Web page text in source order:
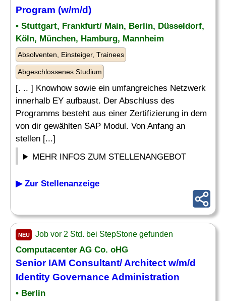
Program (w/m/d)
• Stuttgart, Frankfurt/ Main, Berlin, Düsseldorf,
Köln, München, Hamburg, Mannheim
Absolventen, Einsteiger, Trainees
Abgeschlossenes Studium
[. .. ] Knowhow sowie ein umfangreiches Netzwerk
innerhalb EY aufbaust. Der Abschluss des
Programms besteht aus einer Zertifizierung in dem
von dir gewählten SAP Modul. Von Anfang an
stellen [...]
MEHR INFOS ZUM STELLENANGEBOT
▶ Zur Stellenanzeige
NEU Job vor 2 Std. bei StepStone gefunden
Computacenter AG Co. oHG
Senior IAM Consultant/ Architect w/m/d
Identity Governance Administration
• Berlin